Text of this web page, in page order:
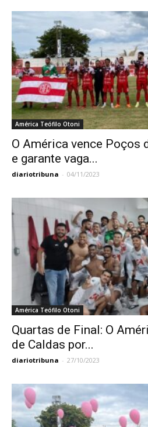
América Teófilo Otoni
O América vence Poços
e garante vaga...
diariotribuna - 04/11/2023
América Teófilo Otoni
Quartas de Final: O
de Caldas por...
diariotribuna - 27/10/2023